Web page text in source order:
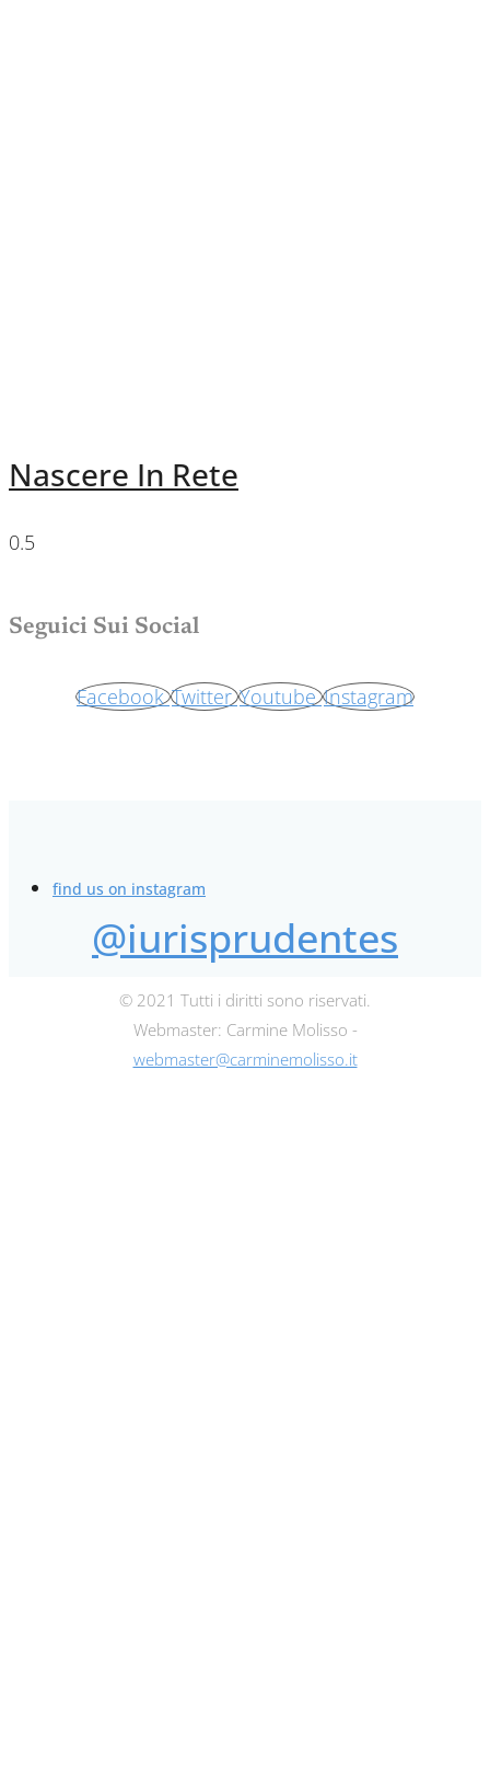
Nascere In Rete
Seguici Sui Social
Facebook Twitter Youtube Instagram
find us on instagram
@iurisprudentes
© 2021 Tutti i diritti sono riservati.
Webmaster: Carmine Molisso -
webmaster@carminemolisso.it